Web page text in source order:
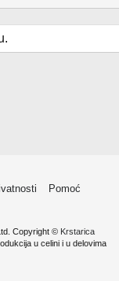
Pomoć
Copyright © Krstarica
u celini i u delovima